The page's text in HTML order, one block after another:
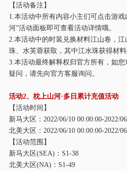
【活动备注】
1.本活动中所有内容小主们可点击游戏
河”活动面板即可查看活动详情哦。
2.本活动中的时装兑换材料江山卷，
珠、水芙蓉获取，其中江水珠获得材料
3.本活动最终解释权归官方所有，如
疑问，请先向官方客服询问。
活动2、 枕上山河·多日累计充值活动
【活动时间】
新马大区： 2022/06/10 00:00:00-2022/
北美大区： 2022/06/10 00:00:00-2022/
【活动范围】
新马大区(SEA)：S1-38
北美大区(NA)：S1-49